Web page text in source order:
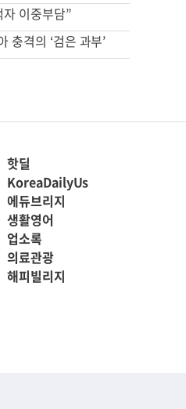
이중부담”
충격의 ‘검은 과부’
핫딜
KoreaDailyUs
에듀브리지
생활영어
업소록
의료관광
해피빌리지